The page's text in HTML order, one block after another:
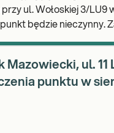
ul. Wołoskiej 3/LU9
będzie nieczynny. Zapraszamy
Mazowiecki, ul. 11
punktu w